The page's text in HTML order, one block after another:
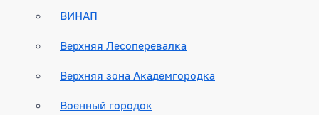
ВИНАП
Верхняя Лесоперевалка
Верхняя зона Академгородка
Военный городок